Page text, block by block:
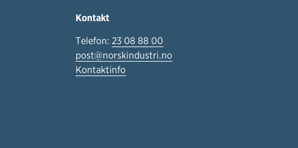
Kontakt
Telefon: 23 08 88 00
post@norskindustri.no
Kontaktinfo